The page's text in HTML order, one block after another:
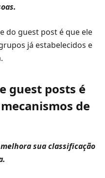
do guest post é que ele
já estabelecidos e
guest posts é
de
sua classificação